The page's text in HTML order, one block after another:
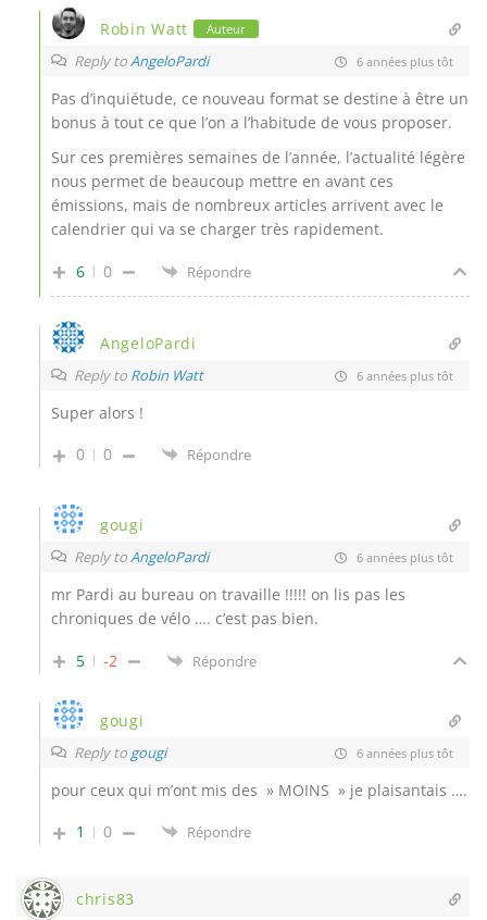
Robin Watt Auteur
Reply toAngeloPardi 6 années plus tôt
Pas d’inquiétude, ce nouveau format se destine à être un
bonus à tout ce que l’on a l’habitude de vous proposer.
Sur ces premières semaines de l’année, l’actualité légère
nous permet de beaucoup mettre en avant ces
émissions, mais de nombreux articles arrivent avec le
calendrier qui va se charger très rapidement.
6 0 Répondre
AngeloPardi
Reply to Robin Watt 6 années plus tôt
Super alors !
0
0 Répondre
gougi
Reply toAngeloPardi 6 années plus tôt
mr Pardi au bureau on travaille !!!!! on lis pas les
chroniques de vélo …. c’est pas bien.
5 -2 Répondre
gougi
Reply to gougi 6 années plus tôt
pour ceux qui m’ont mis des » MOINS » je plaisantais ….
1
0 Répondre
chris83